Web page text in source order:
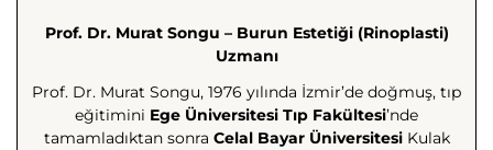
Prof. Dr. Murat Songu – Burun Estetiği (Rinoplasti)
Uzmanı
Prof. Dr. Murat Songu, 1976 yılında İzmir’de doğmuş, tıp
eğitimini Ege Üniversitesi Tıp Fakültesi’nde
tamamladıktan sonra Celal Bayar ÜniversitesiKulak